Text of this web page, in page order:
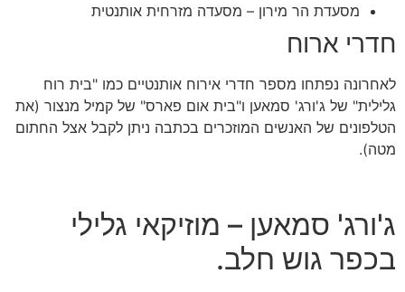
מסעדת הר מירון – מסעדה מזרחית אותנטית
חדרי ארוח
לאחרונה נפתחו מספר חדרי אירוח אותנטיים כמו "בית רוח
גלילית" של ג'ורג' סמאען ו"בית אום פארס" של קמיל מנצור (את
הטלפונים של האנשים המוזכרים בכתבה ניתן לקבל אצל החתום
מטה).
ג'ורג' סמאען – מוזיקאי גלילי
בכפר גוש חלב.